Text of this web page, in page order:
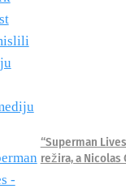
“Superman
režira, a Nicolas